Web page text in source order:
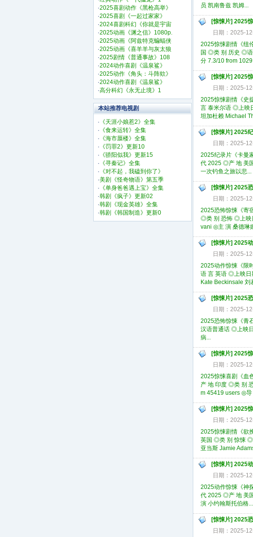
·2025喜剧动作《黑枪高举》
·2025喜剧《一起过家家》
·2024喜剧科幻《你就是宇宙
·2025动画《渊之信》1080p.
·2025动画《阿兹特克蝙蝠侠
·2025动画《喜羊羊与灰太狼
·2025剧情《普通事故》108
·2024动作喜剧《温泉鲨》
·2025动作《角头：斗阵欸》
·2024动作喜剧《温泉鲨》
·高分科幻《永无止境》1
本站推荐电视剧
· 《天涯小娘惹2》全集
· 《食来运转》全集
· 《海市蜃楼》全集
· 《罚罪2》更新10
· 《骄阳似我》更新15
· 《寻秦记》全集
· 《对不起，我磕到你了》
·美剧《怪奇物语》第五季
· 《单身爸爸遇上宝》全集
·韩剧《疯子》更新02
·韩剧《现金英雄》全集
·韩剧《韩国制造》更新0
员 凯南鲁兹 凯姆...
[惊悚片] 2025
日期：2025-
2025惊悚剧情《纽
国 ◎类 别 历史 ◎
分 7.3/10 from
[惊悚片] 2025
日期：2025-
2025惊悚剧情《史
言 泰米尔语 ◎上映
坦加杜赖 Michael
[惊悚片] 2025
日期：2025-
2025纪录片《卡曼
代 2025 ◎产 地 美
一次钓鱼之旅以悲...
[惊悚片] 2025
日期：2025-
2025恐怖惊悚《寄
◎类 别 恐怖 ◎上映
vani ◎主 演 桑德琳
[惊悚片] 2025
日期：2025-
2025动作惊悚《限
语 言 英语 ◎上映日
Kate Beckinsale 刘
[惊悚片] 2025
日期：2025-
2025恐怖惊悚《青
汉语普通话 ◎上映
病...
[惊悚片] 2025
日期：2025-
2025惊悚喜剧《血
产 地 印度 ◎类 别
m 45419 users ◎导
[惊悚片] 2025
日期：2025-
2025惊悚剧情《欲
英国 ◎类 别 惊悚 ◎
亚当斯 Jamie
[惊悚片] 2025
日期：2025-
2025动作惊悚《神
代 2025 ◎产 地 美
演 小约翰斯托伯格...
[惊悚片] 2025
日期：2025-